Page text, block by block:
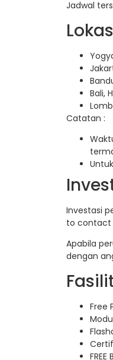
Jadwal
Bali,
Catatan :
Investasi
to contact
Apabila
dengan
Free